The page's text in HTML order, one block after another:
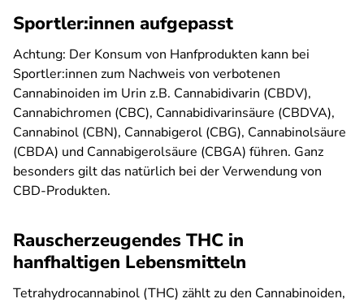
Sportler:innen aufgepasst
Achtung: Der Konsum von Hanfprodukten kann bei
Sportler:innen zum Nachweis von verbotenen
Cannabinoiden im Urin z.B. Cannabidivarin (CBDV),
Cannabichromen (CBC), Cannabidivarinsäure (CBDVA),
Cannabinol (CBN), Cannabigerol (CBG), Cannabinolsäure
(CBDA) und Cannabigerolsäure (CBGA) führen. Ganz
besonders gilt das natürlich bei der Verwendung von
CBD-Produkten.
Rauscherzeugendes THC in
hanfhaltigen Lebensmitteln
Tetrahydrocannabinol (THC) zählt zu den Cannabinoiden,